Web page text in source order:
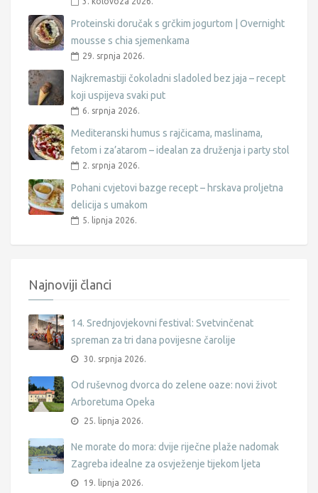
Proteinski doručak s grčkim jogurtom | Overnight
mousse s chia sjemenkama
29. srpnja 2026.
Najkremastiji čokoladni sladoled bez jaja – recept
koji uspijeva svaki put
6. srpnja 2026.
Mediteranski humus s rajčicama, maslinama,
fetom i za’atarom – idealan za druženja i party stol
2. srpnja 2026.
Pohani cvjetovi bazge recept – hrskava proljetna
delicija s umakom
5. lipnja 2026.
Najnoviji članci
14. Srednjovjekovni festival: Svetvinčenat
spreman za tri dana povijesne čarolije
30. srpnja 2026.
Od ruševnog dvorca do zelene oaze: novi život
Arboretuma Opeka
25. lipnja 2026.
Ne morate do mora: dvije riječne plaže nadomak
Zagreba idealne za osvježenje tijekom ljeta
19. lipnja 2026.